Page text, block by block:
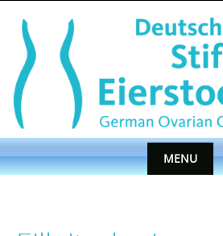
content
MENU
content